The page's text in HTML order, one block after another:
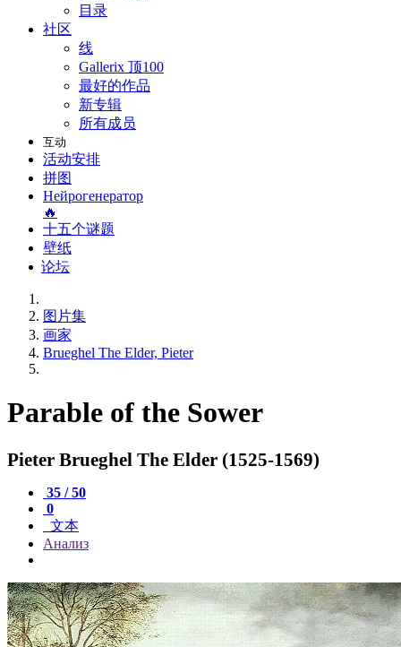
目录
社区
线
Gallerix 顶100
最好的作品
新专辑
所有成员
互动
活动安排
拼图
Нейрогенератор
🔥
十五个谜题
壁纸
论坛
图片集
画家
Brueghel The Elder, Pieter
Parable of the Sower
Pieter Brueghel The Elder (1525-1569)
35 / 50
0
文本
Анализ